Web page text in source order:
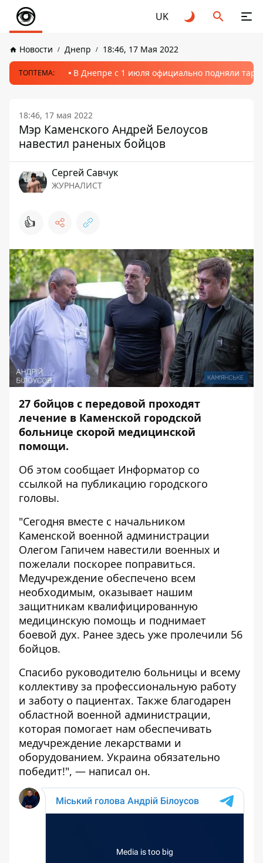
UK
Новости Днепр 18:46, 17 Мая 2022
ТОПТЕМА: В Днепре с 1 июля официально подняли
18:46, 17 мая 2022
Мэр Каменского Андрей Белоусов
навестил раненых бойцов
Сергей Савчук
ЖУРНАЛИСТ
👍
27 бойцов с передовой проходят
лечение в Каменской городской
больнице скорой медицинской
помощи.
Об этом сообщает Информатор со
ссылкой на публикацию городского
головы.
"Сегодня вместе с начальником
Каменской военной администрации
Олегом Гапичем навестили военных и
пожелали поскорее поправиться.
Медучреждение обеспечено всем
необходимым, оказывает нашим
защитникам квалифицированную
медицинскую помощь и поднимает
боевой дух. Ранее здесь уже пролечили 5️6
бойцов.
Спасибо руководителю больницы и всему
коллективу за профессиональную работу
и заботу о пациентах. Также благодарен
областной военной администрации,
которая помогает нам обеспечивать
медучреждение лекарствами и
оборудованием. Украина обязательно
победит!", — написал он.